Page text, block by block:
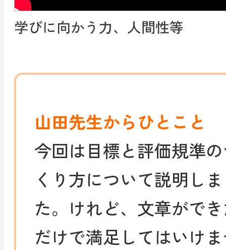
学びに向かう力、人間性等
山田先生からひとこと
今回は目標と評価規準
くり方について説明し
た。けれど、文章がで
だけで満足してはいけ